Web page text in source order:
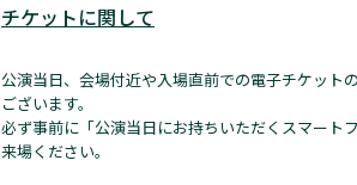
チケットに関して
公演当日、会場付近や入場直前での電子チケット
ございます。
必ず事前に「公演当日にお持ちいただくスマート
来場ください。